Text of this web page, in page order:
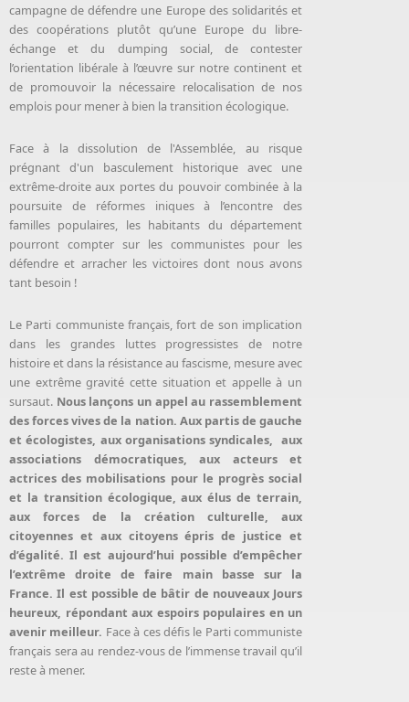
campagne de défendre une Europe des solidarités et
des coopérations plutôt qu’une Europe du libre-
échange et du dumping social, de contester
l’orientation libérale à l’œuvre sur notre continent et
de promouvoir la nécessaire relocalisation de nos
emplois pour mener à bien la transition écologique.
Face à la dissolution de l'Assemblée, au risque
prégnant d'un basculement historique avec une
extrême-droite aux portes du pouvoir combinée à la
poursuite de réformes iniques à l’encontre des
familles populaires, les habitants du département
pourront compter sur les communistes pour les
défendre et arracher les victoires dont nous avons
tant besoin !
Le Parti communiste français, fort de son implication
dans les grandes luttes progressistes de notre
histoire et dans la résistance au fascisme, mesure avec
une extrême gravité cette situation et appelle à un
sursaut. Nous lançons un appel au rassemblement
des forces vives de la nation. Aux partis de gauche
et écologistes, aux organisations syndicales, aux
associations démocratiques, aux acteurs et
actrices des mobilisations pour le progrès social
et la transition écologique, aux élus de terrain,
aux forces de la création culturelle, aux
citoyennes et aux citoyens épris de justice et
d’égalité. Il est aujourd’hui possible d’empêcher
l’extrême droite de faire main basse sur la
France. Il est possible de bâtir de nouveaux Jours
heureux, répondant aux espoirs populaires en un
avenir meilleur. Face à ces défis le Parti communiste
français sera au rendez-vous de l’immense travail qu’il
reste à mener.